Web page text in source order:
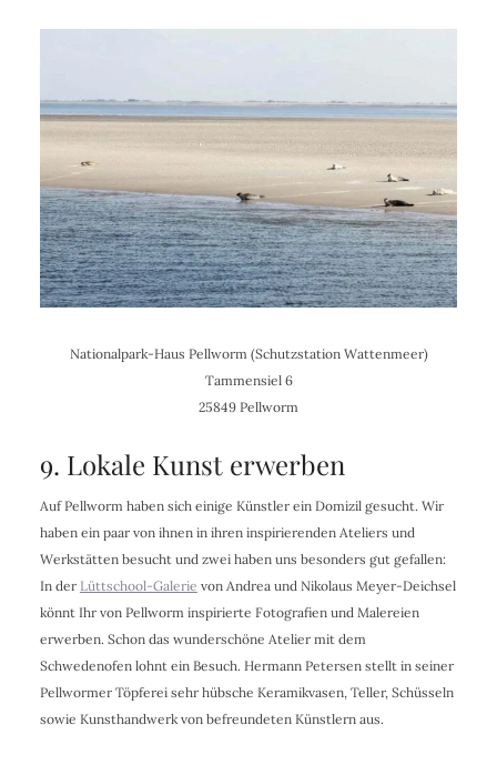
Nationalpark-Haus Pellworm (Schutzstation Wattenmeer)
Tammensiel 6
25849 Pellworm
9. Lokale Kunst erwerben
Auf Pellworm haben sich einige Künstler ein Domizil gesucht. Wir
haben ein paar von ihnen in ihren inspirierenden Ateliers und
Werkstätten besucht und zwei haben uns besonders gut gefallen:
In der Lüttschool-Galerie von Andrea und Nikolaus Meyer-Deichsel
könnt Ihr von Pellworm inspirierte Fotografien und Malereien
erwerben. Schon das wunderschöne Atelier mit dem
Schwedenofen lohnt ein Besuch. Hermann Petersen stellt in seiner
Pellwormer Töpferei sehr hübsche Keramikvasen, Teller, Schüsseln
sowie Kunsthandwerk von befreundeten Künstlern aus.